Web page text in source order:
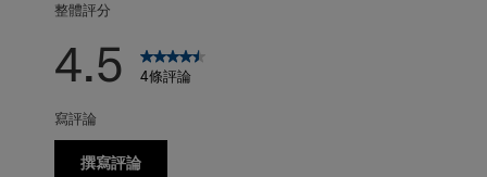
整體評分
4.5 4條評論
寫評論
撰寫評論